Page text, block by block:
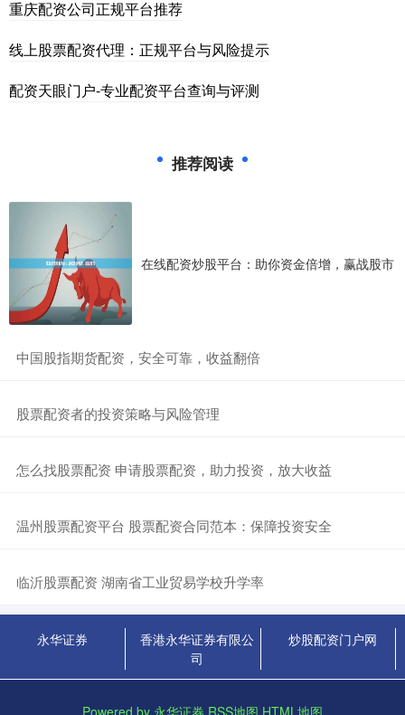
重庆配资公司正规平台推荐
线上股票配资代理：正规平台与风险提示
配资天眼门户-专业配资平台查询与评测
推荐阅读
在线配资炒股平台：助你资金倍增，赢战股市
​中国股指期货配资，安全可靠，收益翻倍
​股票配资者的投资策略与风险管理
​怎么找股票配资 申请股票配资，助力投资，放大收益
​温州股票配资平台 股票配资合同范本：保障投资安全
​临沂股票配资 湖南省工业贸易学校升学率
永华证券
香港永华证券有限公
司
炒股配资门户网
Powered by 永华证券 RSS地图 HTML地图